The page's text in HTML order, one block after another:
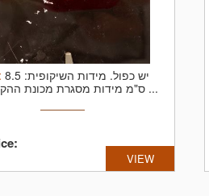
: יש כפול.
מידות השיקופית: 8.5
ס"מ מידות מסגרת מכונת ההקרנה: גובה ...
VIEW